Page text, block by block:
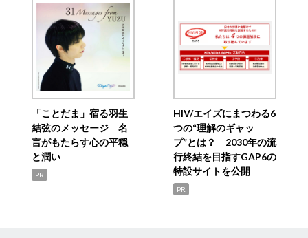
「ことだま」宿る羽生
結弦のメッセージ 名
言がもたらす心の平穏
と潤い
PR
HIV/エイズにまつわる6
つの“理解のギャッ
プ”とは？ 2030年の流
行終結を目指すGAP6の
特設サイトを公開
PR